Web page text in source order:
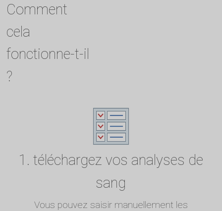
Comment
cela
fonctionne-t-il
?
1. téléchargez vos analyses de
sang
Vous pouvez saisir manuellement les